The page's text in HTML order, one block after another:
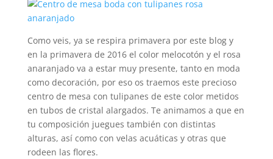
Como veis, ya se respira primavera por este blog y
en la primavera de 2016 el color melocotón y el rosa
anaranjado va a estar muy presente, tanto en moda
como decoración, por eso os traemos este precioso
centro de mesa con tulipanes de este color metidos
en tubos de cristal alargados. Te animamos a que en
tu composición juegues también con distintas
alturas, así como con velas acuáticas y otras que
rodeen las flores.